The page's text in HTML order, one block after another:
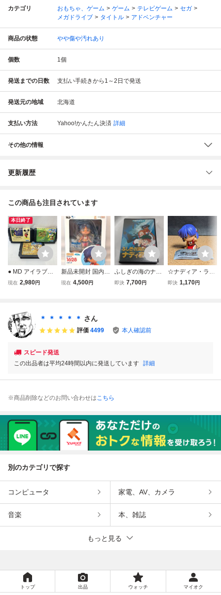
カテゴリ おもちゃ、ゲーム ゲーム テレビゲーム
セガ
メガドライブ
タイトル アドベンチャー
商品の状態 やや傷や汚れあり
個数 1個
発送までの日数 支払い手続きから1～2日で発送
発送元の地域 北海道
支払い方法 Yahoo!かんたん決済 詳細
その他の情報
更新履歴
この商品も注目されています
本日終了
● MD アイラブミ
ッキー ドナルド
お城大冒険 ソフト
のみ メガドライブ
動作確認済み
現在 2,980円
新品未開封 国内正
規品 ねんどろいど
現在 4,500円
ふしぎの海のナデ
ィア メガドライブ
即決 7,700円
☆ナディア・ラ・
アルウォール：ト
即決 1,170円
＊ ＊ ＊ ＊ ＊ さん
評価 4499 本人確認前
スピード発送
この出品者は平均24時間以内に発送しています 詳細
※商品削除などのお問い合わせはこちら
別のカテゴリで探す
コンピュータ 家電、AV、カメラ
音楽 本、雑誌
もっと見る
トップ 出品 ウォッチ マイオク